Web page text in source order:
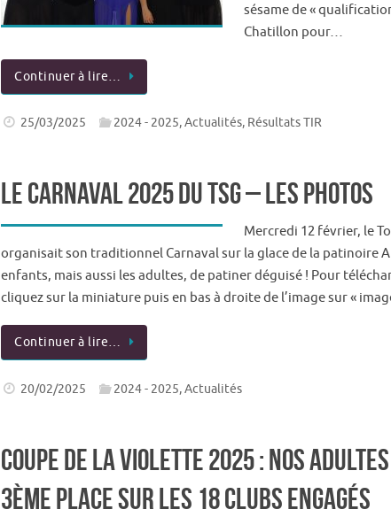
sésame de «
Chatillon pour…
Continuer à lire…
25/03/2025 2024 - 2025,Actualités, Résultats TIR
Le Carnaval 2025 du TSG – Les photos
Mercredi 12 février, le
organisait son traditionnel Carnaval sur la glace de la patinoire
enfants, mais aussi les adultes, de patiner déguisé ! Pour
cliquez sur la miniature puis en bas à droite de l’image sur «
Continuer à lire…
20/02/2025 2024 - 2025,Actualités
Coupe de la Violette 2025 : Nos
3ème place sur les 18 clubs engagés